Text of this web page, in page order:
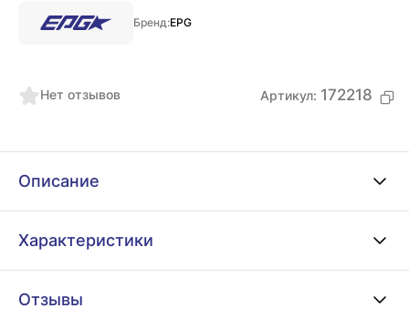
Нет отзывов Артикул: 172218
Бренд:EPG
Описание
Характеристики
Отзывы